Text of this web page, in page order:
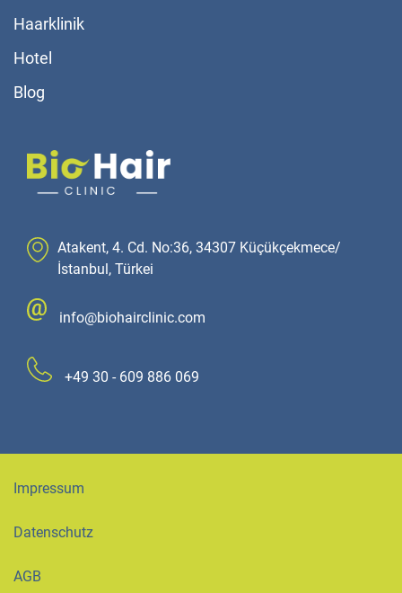
Haarklinik
Hotel
Blog
Atakent, 4. Cd. No:36, 34307 Küçükçekmece/
İstanbul, Türkei
info@biohairclinic.com
+49 30 - 609 886 069
Impressum
Datenschutz
AGB